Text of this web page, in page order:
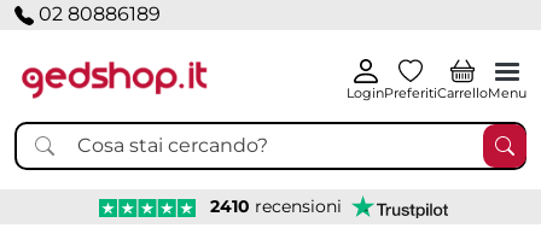
02 80886189
LoginPreferitiCarrelloMenu
2410 recensioni